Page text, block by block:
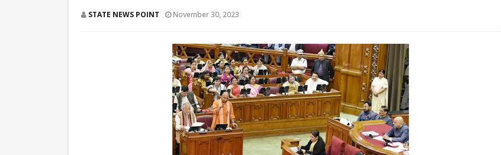
STATE NEWS POINT November 30, 2023